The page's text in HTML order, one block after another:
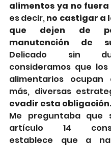
es decir, no castigar a
que dejen de
Delicado sin
consideramos que
alimentarios ocupan
más, diversas
evadir esta obligación.
Me preguntaba que
artículo 14
establece que a